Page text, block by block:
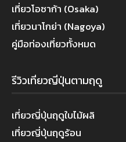
เที่ยวโอซาก้า (Osaka)
เที่ยวนาโกย่า (Nagoya)
คู่มือท่องเที่ยวทั้งหมด
รีวิวเที่ยวญี่ปุ่นตามฤดู
เที่ยวญี่ปุ่นฤดูใบไม้ผลิ
เที่ยวญี่ปุ่นฤดูร้อน